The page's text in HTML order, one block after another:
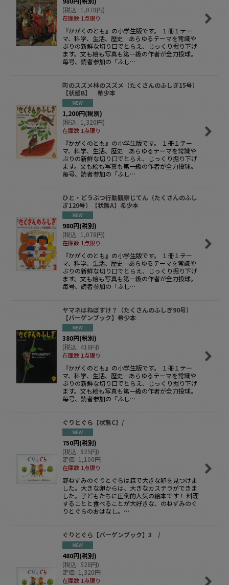
(税込: 1,078円)
在庫数 1点限り
『かがくのとも』の小学生版です。 １冊１テー
マ、科学、生活、歴史…あらゆるテーマを常識や
ぶりの新鮮な切り口でとらえ、じっくり掘り下げ
ます。文も絵も写真も第一級の作者が全力投球。
毎号、読者参加の「ふし…
町のスズメ林のスズメ（たくさんのふしぎ15号）
【状態B】 希少本
1,200円(税別)
(税込: 1,320円)
在庫数 1点限り
『かがくのとも』の小学生版です。 １冊１テー
マ、科学、生活、歴史…あらゆるテーマを常識や
ぶりの新鮮な切り口でとらえ、じっくり掘り下げ
ます。文も絵も写真も第一級の作者が全力投球。
毎号、読者参加の「ふし…
ひと・どうぶつ行動観察じてん（たくさんのふし
ぎ120号）【状態A】希少本
980円(税別)
(税込: 1,078円)
在庫数 1点限り
『かがくのとも』の小学生版です。 １冊１テー
マ、科学、生活、歴史…あらゆるテーマを常識や
ぶりの新鮮な切り口でとらえ、じっくり掘り下げ
ます。文も絵も写真も第一級の作者が全力投球。
毎号、読者参加の「ふし…
ヤマネはねぼすけ？（たくさんのふしぎ90号）
【バーゲンブック】希少本
380円(税別)
(税込: 418円)
在庫数 1点限り
『かがくのとも』の小学生版です。 １冊１テー
マ、科学、生活、歴史…あらゆるテーマを常識や
ぶりの新鮮な切り口でとらえ、じっくり掘り下げ
ます。文も絵も写真も第一級の作者が全力投球。
毎号、読者参加の「ふし…
ぐりとぐら【状態C】/
750円(税別)
(税込: 825円)
定価: 1,100円
在庫数 1点限り
野ねずみのぐりとぐらは森で大きな卵を見つけま
した。大きな卵からは、大きなカステラができま
した。子どもたちに圧倒的人気の絵本です！ 料理
することと食べることが大好きな、のねずみのぐ
りとぐらのおはなし。…
ぐりとぐら【バーゲンブック】3 /
480円(税別)
(税込: 528円)
定価: 1,320円
在庫数 1点限り